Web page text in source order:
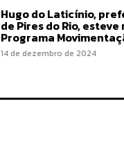
Hugo do Laticínio,
de Pires do Rio, esteve
Programa
14 de dezembro de 2024